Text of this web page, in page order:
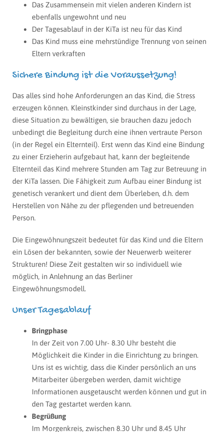
Das Zusammensein mit vielen anderen Kindern ist
ebenfalls ungewohnt und neu
Der Tagesablauf in der KiTa ist neu für das Kind
Das Kind muss eine mehrstündige Trennung von seinen
Eltern verkraften
Sichere Bindung ist die Voraussetzung!
Das alles sind hohe Anforderungen an das Kind, die Stress
erzeugen können. Kleinstkinder sind durchaus in der Lage,
diese Situation zu bewältigen, sie brauchen dazu jedoch
unbedingt die Begleitung durch eine ihnen vertraute Person
(in der Regel ein Elternteil). Erst wenn das Kind eine Bindung
zu einer Erzieherin aufgebaut hat, kann der begleitende
Elternteil das Kind mehrere Stunden am Tag zur Betreuung in
der KiTa lassen. Die Fähigkeit zum Aufbau einer Bindung ist
genetisch verankert und dient dem Überleben, d.h. dem
Herstellen von Nähe zu der pflegenden und betreuenden
Person.
Die Eingewöhnungszeit bedeutet für das Kind und die Eltern
ein Lösen der bekannten, sowie der Neuerwerb weiterer
Strukturen! Diese Zeit gestalten wir so individuell wie
möglich, in Anlehnung an das Berliner
Eingewöhnungsmodell.
Unser Tagesablauf
Bringphase
In der Zeit von 7.00 Uhr- 8.30 Uhr besteht die
Möglichkeit die Kinder in die Einrichtung zu bringen.
Uns ist es wichtig, dass die Kinder persönlich an uns
Mitarbeiter übergeben werden, damit wichtige
Informationen ausgetauscht werden können und gut in
den Tag gestartet werden kann.
Begrüßung
Im Morgenkreis, zwischen 8.30 Uhr und 8.45 Uhr